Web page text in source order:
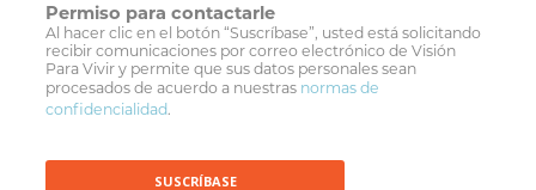
Permiso para contactarle
Al hacer clic en el botón “Suscríbase”, usted está solicitando
recibir comunicaciones por correo electrónico de Visión
Para Vivir y permite que sus datos personales sean
procesados de acuerdo a nuestras normas de
confidencialidad.